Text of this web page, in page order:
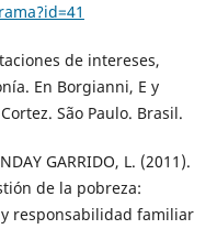
de intereses,
En Borgianni, E y
São Paulo. Brasil.
GARRIDO, L. (2011).
de la pobreza:
responsabilidad familiar